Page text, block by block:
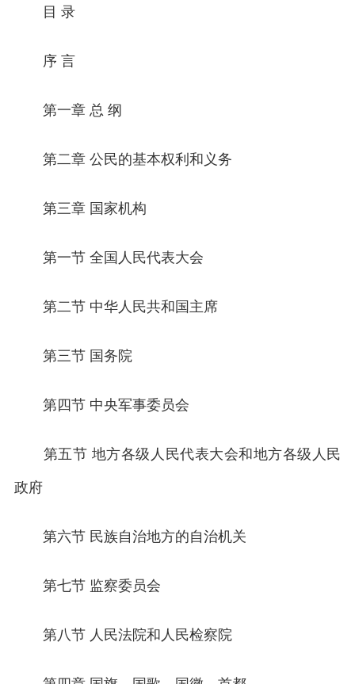
目 录
序 言
第一章 总 纲
第二章 公民的基本权利和义务
第三章 国家机构
第一节 全国人民代表大会
第二节 中华人民共和国主席
第三节 国务院
第四节 中央军事委员会
第五节 地方各级人民代表大会和地方各级人民
政府
第六节 民族自治地方的自治机关
第七节 监察委员会
第八节 人民法院和人民检察院